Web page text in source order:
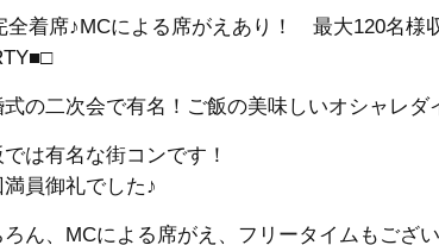
全着席♪MCによる席がえあり！ 最大120名様
式の二次会で有名！ご飯の美味しいオシャレダ
は有名な街コンです！
員御礼でした♪
ん、MCによる席がえ、フリータイムもござい